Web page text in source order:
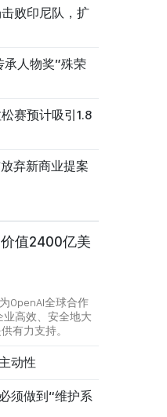
败印尼队，扩
承人物奖”殊荣
赛预计吸引1.8
弃新商业提案
值2400亿美
OpenAI全球合作
高效、安全地大
有力支持。
动性
须做到“维护系